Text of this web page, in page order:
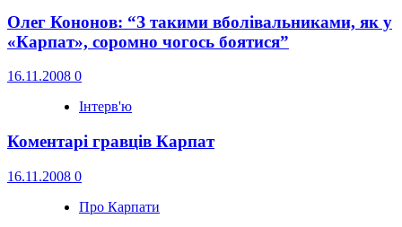
Олег Кононов: “З такими вболівальниками, як у
«Карпат», соромно чогось боятися”
16.11.2008 0
Інтерв'ю
Коментарі гравців Карпат
16.11.2008 0
Про Карпати